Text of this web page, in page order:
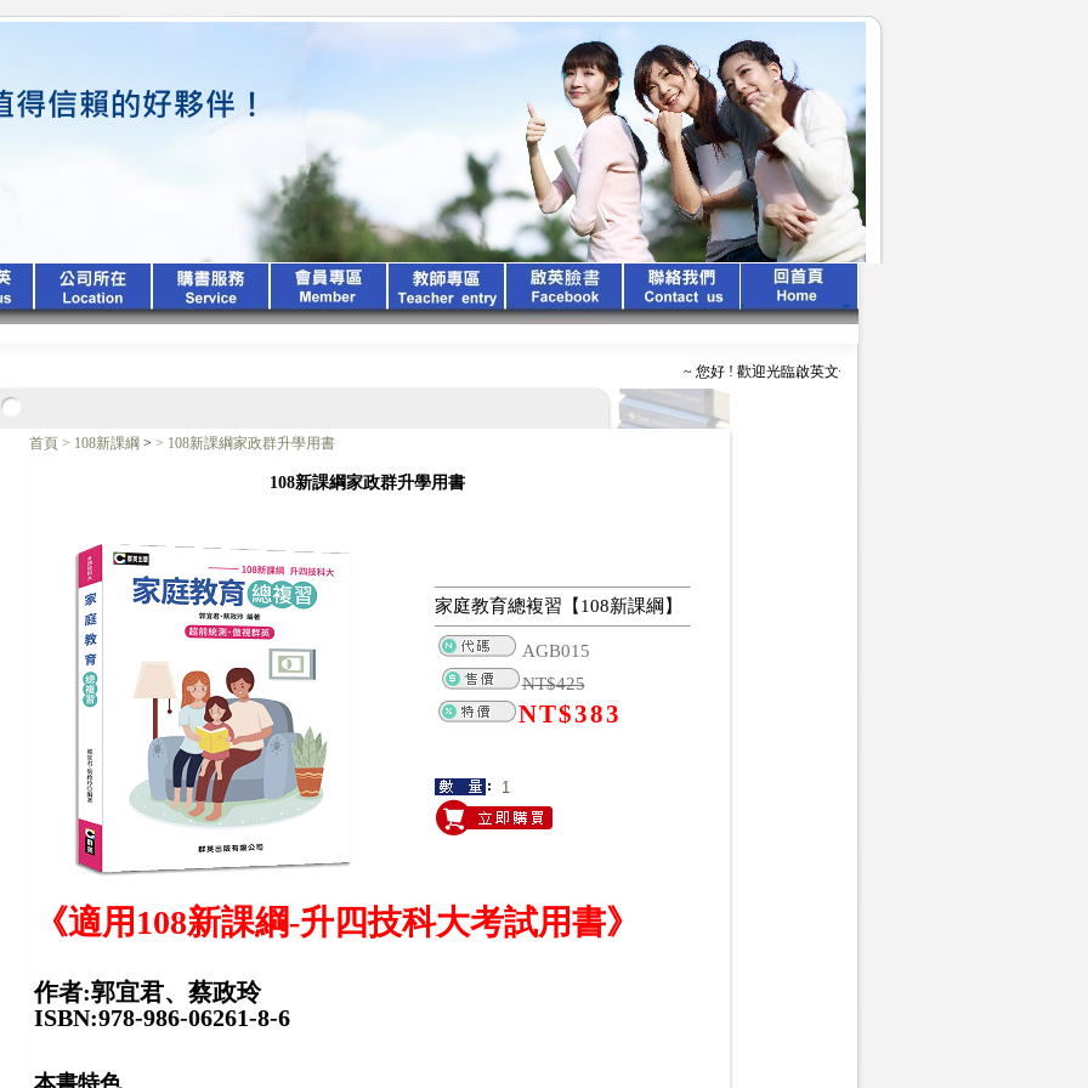
~ 您好 ! 歡迎光臨啟英文化公司 ~ ~ ~ 啟英出版 、 專業領
首頁 > 108新課綱 > > 108新課綱家政群升學用書
108新課綱家政群升學用書
家庭教育總複習【108新課綱】
AGB015
NT$425
NT$383
《適用108新課綱-升四技科大考試用書》
作者:郭宜君、蔡政玲
ISBN:978-986-06261-8-6